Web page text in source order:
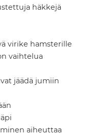
häkkejä
virike hamsterille
vaihtelua
jäädä jumiin
aiheuttaa